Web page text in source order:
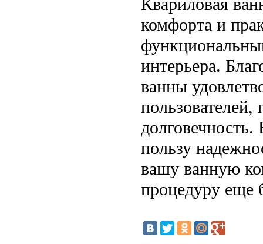
Квариловая
комфорта и
интерьера.
ванны
пользователей,
пользу
вашу ванную
процедуру еще